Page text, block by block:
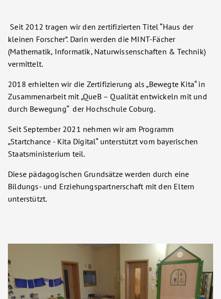
Seit 2012 tragen wir den zertifizierten Titel “Haus der
kleinen Forscher”. Darin werden die MINT-Fächer
(Mathematik, Informatik, Naturwissenschaften & Technik)
vermittelt.
2018 erhielten wir die Zertifizierung als „Bewegte Kita“ in
Zusammenarbeit mit „QueB – Qualität entwickeln mit und
durch Bewegung“ der Hochschule Coburg.
Seit September 2021 nehmen wir am Programm
„Startchance - Kita Digital“ unterstützt vom bayerischen
Staatsministerium teil.
Diese pädagogischen Grundsätze werden durch eine
Bildungs- und Erziehungspartnerschaft mit den Eltern
unterstützt.